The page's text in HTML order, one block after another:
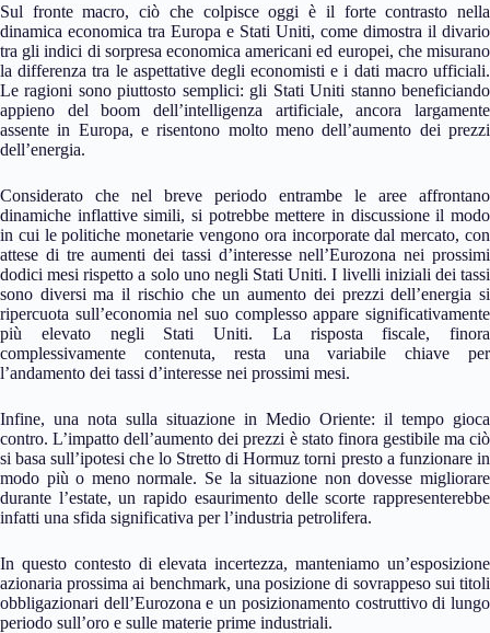
Sul fronte macro, ciò che colpisce oggi è il forte contrasto nella
dinamica economica tra Europa e Stati Uniti, come dimostra il divario
tra gli indici di sorpresa economica americani ed europei, che misurano
la differenza tra le aspettative degli economisti e i dati macro ufficiali.
Le ragioni sono piuttosto semplici: gli Stati Uniti stanno beneficiando
appieno del boom dell’intelligenza artificiale, ancora largamente
assente in Europa, e risentono molto meno dell’aumento dei prezzi
dell’energia.
Considerato che nel breve periodo entrambe le aree affrontano
dinamiche inflattive simili, si potrebbe mettere in discussione il modo
in cui le politiche monetarie vengono ora incorporate dal mercato, con
attese di tre aumenti dei tassi d’interesse nell’Eurozona nei prossimi
dodici mesi rispetto a solo uno negli Stati Uniti. I livelli iniziali dei tassi
sono diversi ma il rischio che un aumento dei prezzi dell’energia si
ripercuota sull’economia nel suo complesso appare significativamente
più elevato negli Stati Uniti. La risposta fiscale, finora
complessivamente contenuta, resta una variabile chiave per
l’andamento dei tassi d’interesse nei prossimi mesi.
Infine, una nota sulla situazione in Medio Oriente: il tempo gioca
contro. L’impatto dell’aumento dei prezzi è stato finora gestibile ma ciò
si basa sull’ipotesi che lo Stretto di Hormuz torni presto a funzionare in
modo più o meno normale. Se la situazione non dovesse migliorare
durante l’estate, un rapido esaurimento delle scorte rappresenterebbe
infatti una sfida significativa per l’industria petrolifera.
In questo contesto di elevata incertezza, manteniamo un’esposizione
azionaria prossima ai benchmark, una posizione di sovrappeso sui titoli
obbligazionari dell’Eurozona e un posizionamento costruttivo di lungo
periodo sull’oro e sulle materie prime industriali.